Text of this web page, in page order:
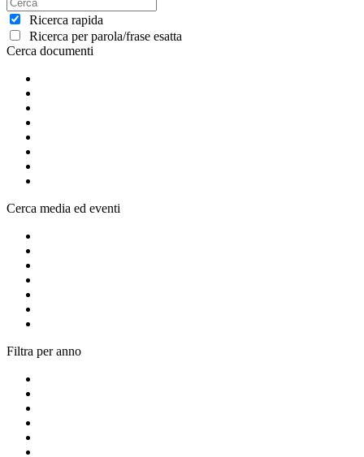
Ricerca rapida
Ricerca per parola/frase esatta
Cerca documenti
Cerca media ed eventi
Filtra per anno